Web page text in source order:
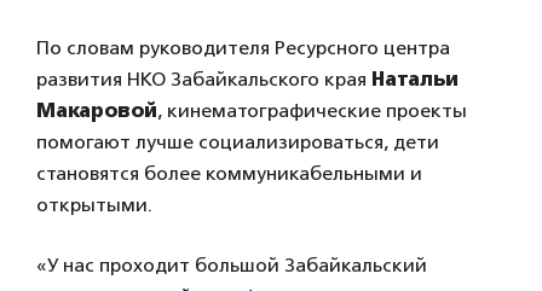
По словам руководителя Ресурсного центра
развития НКО Забайкальского края Натальи
Макаровой, кинематографические проекты
помогают лучше социализироваться, дети
становятся более коммуникабельными и
открытыми.
«У нас проходит большой Забайкальский